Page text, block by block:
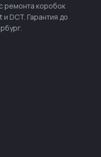
ремонта коробок
DCT. Гарантия до